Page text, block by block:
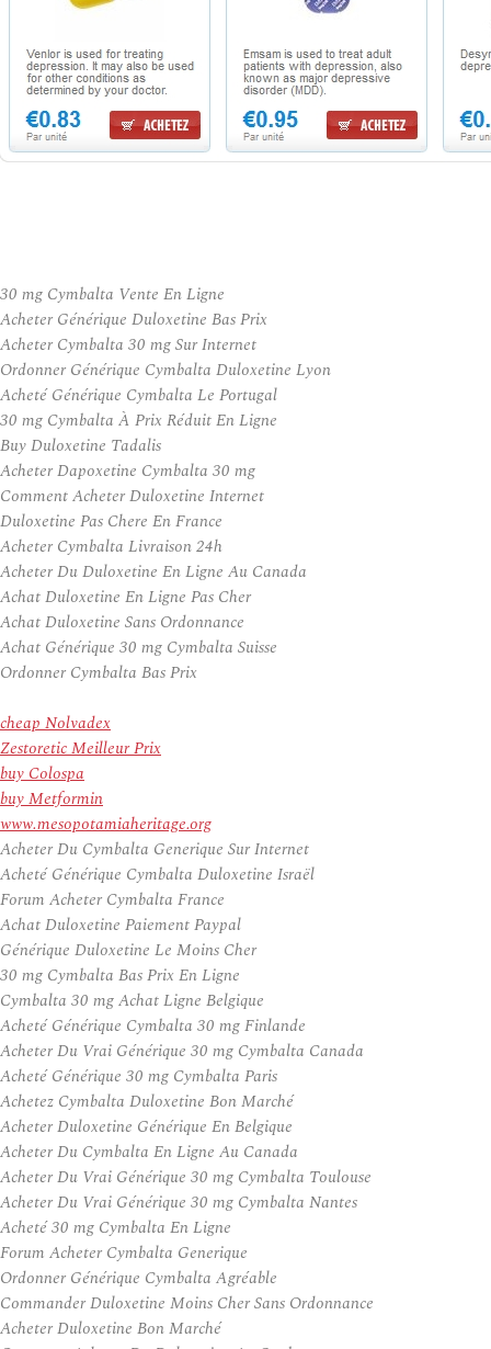
30 mg Cymbalta Vente En Ligne
Acheter Générique Duloxetine Bas Prix
Acheter Cymbalta 30 mg Sur Internet
Ordonner Générique Cymbalta Duloxetine Lyon
Acheté Générique Cymbalta Le Portugal
30 mg Cymbalta À Prix Réduit En Ligne
Buy Duloxetine Tadalis
Acheter Dapoxetine Cymbalta 30 mg
Comment Acheter Duloxetine Internet
Duloxetine Pas Chere En France
Acheter Cymbalta Livraison 24h
Acheter Du Duloxetine En Ligne Au Canada
Achat Duloxetine En Ligne Pas Cher
Achat Duloxetine Sans Ordonnance
Achat Générique 30 mg Cymbalta Suisse
Ordonner Cymbalta Bas Prix
cheap Nolvadex
Zestoretic Meilleur Prix
buy Colospa
buy Metformin
www.mesopotamiaheritage.org
Acheter Du Cymbalta Generique Sur Internet
Acheté Générique Cymbalta Duloxetine Israël
Forum Acheter Cymbalta France
Achat Duloxetine Paiement Paypal
Générique Duloxetine Le Moins Cher
30 mg Cymbalta Bas Prix En Ligne
Cymbalta 30 mg Achat Ligne Belgique
Acheté Générique Cymbalta 30 mg Finlande
Acheter Du Vrai Générique 30 mg Cymbalta Canada
Acheté Générique 30 mg Cymbalta Paris
Achetez Cymbalta Duloxetine Bon Marché
Acheter Duloxetine Générique En Belgique
Acheter Du Cymbalta En Ligne Au Canada
Acheter Du Vrai Générique 30 mg Cymbalta Toulouse
Acheter Du Vrai Générique 30 mg Cymbalta Nantes
Acheté 30 mg Cymbalta En Ligne
Forum Acheter Cymbalta Generique
Ordonner Générique Cymbalta Agréable
Commander Duloxetine Moins Cher Sans Ordonnance
Acheter Duloxetine Bon Marché